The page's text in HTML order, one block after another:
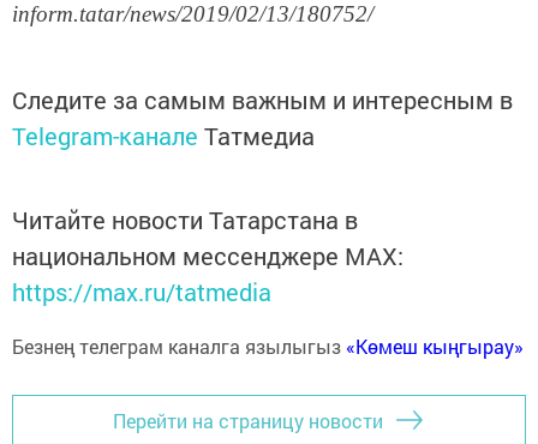
inform.tatar/news/2019/02/13/180752/
Следите за самым важным и интересным в
Telegram-канале Татмедиа
Читайте новости Татарстана в
национальном мессенджере MАХ:
https://max.ru/tatmedia
Безнең телеграм каналга язылыгыз «Көмеш кыңгырау»
Перейти на страницу новости